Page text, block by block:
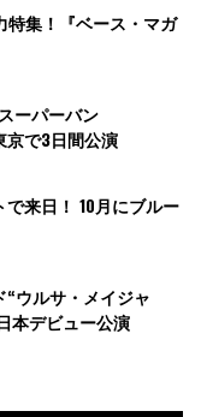
特集！『ベース・マガ
ーパーバン
京で3日間公演
来日！ 10月にブルー
ウルサ・メイジャ
本デビュー公演